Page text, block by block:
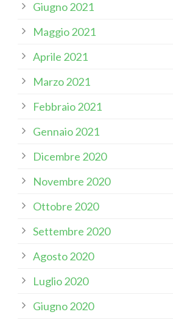
Giugno 2021
Maggio 2021
Aprile 2021
Marzo 2021
Febbraio 2021
Gennaio 2021
Dicembre 2020
Novembre 2020
Ottobre 2020
Settembre 2020
Agosto 2020
Luglio 2020
Giugno 2020